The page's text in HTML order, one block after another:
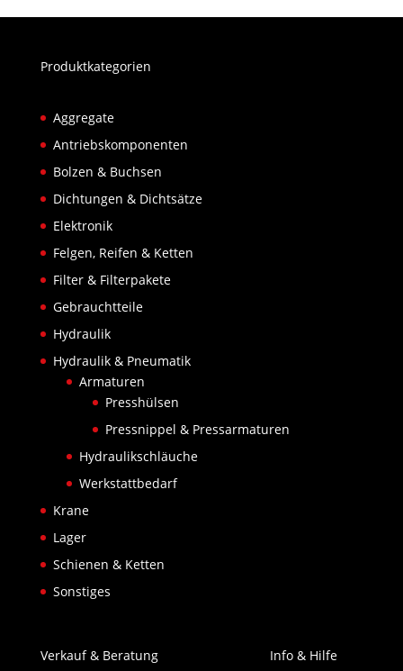
Produktkategorien
Aggregate
Antriebskomponenten
Bolzen & Buchsen
Dichtungen & Dichtsätze
Elektronik
Felgen, Reifen & Ketten
Filter & Filterpakete
Gebrauchtteile
Hydraulik
Hydraulik & Pneumatik
Armaturen
Presshülsen
Pressnippel & Pressarmaturen
Hydraulikschläuche
Werkstattbedarf
Krane
Lager
Schienen & Ketten
Sonstiges
Verkauf & Beratung
Info & Hilfe